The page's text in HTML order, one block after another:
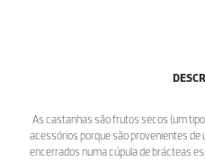
As castanhas são frutos secos (um
acessórios porque são provenientes de
encerrados numa cúpula de brácteas